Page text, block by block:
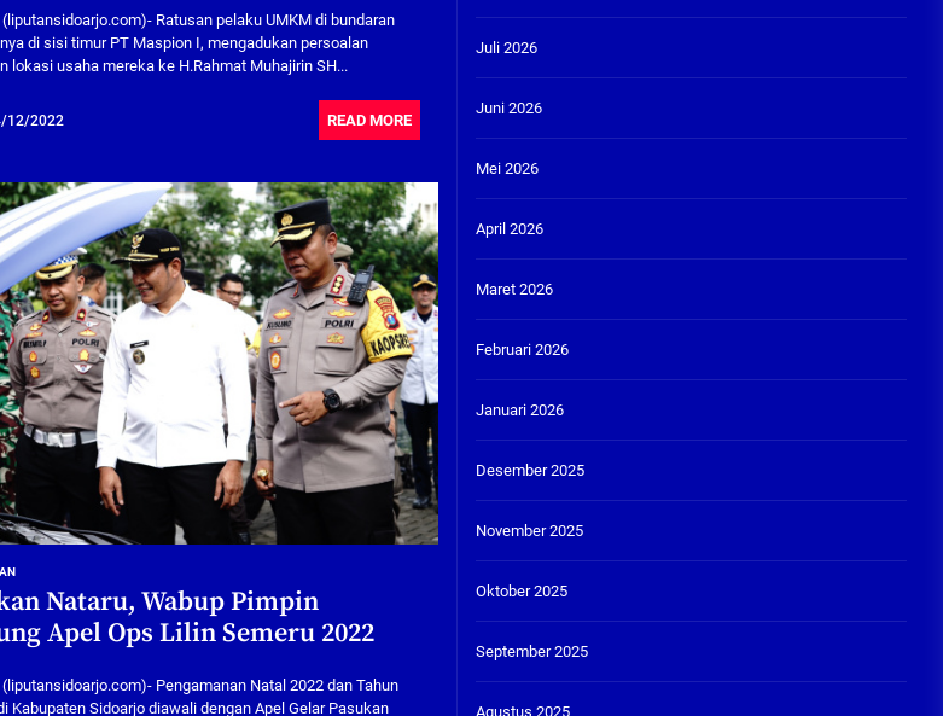
(liputansidoarjo.com)- Ratusan pelaku UMKM di bundaran
di sisi timur PT Maspion I, mengadukan persoalan
lokasi usaha mereka ke H.Rahmat Muhajirin SH...
12/2022 READ MORE
Nataru, Wabup Pimpin
Apel Ops Lilin Semeru 2022
(liputansidoarjo.com)- Pengamanan Natal 2022 dan Tahun
Kabupaten Sidoarjo diawali dengan Apel Gelar Pasukan
Juli 2026
Juni 2026
Mei 2026
April 2026
Maret 2026
Februari 2026
Januari 2026
Desember 2025
November 2025
Oktober 2025
September 2025
Agustus 2025